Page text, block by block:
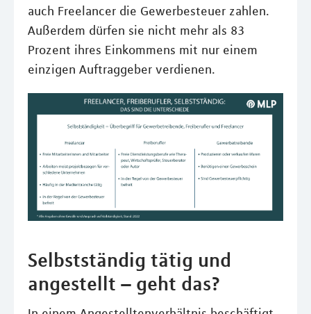
auch Freelancer die Gewerbesteuer zahlen.
Außerdem dürfen sie nicht mehr als 83
Prozent ihres Einkommens mit nur einem
einzigen Auftraggeber verdienen.
Selbstständig tätig und
angestellt – geht das?